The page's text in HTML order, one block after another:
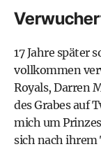
17 Jahre später
vollkommen
Royals, Darren
des Grabes auf
mich um
sich nach ihrem